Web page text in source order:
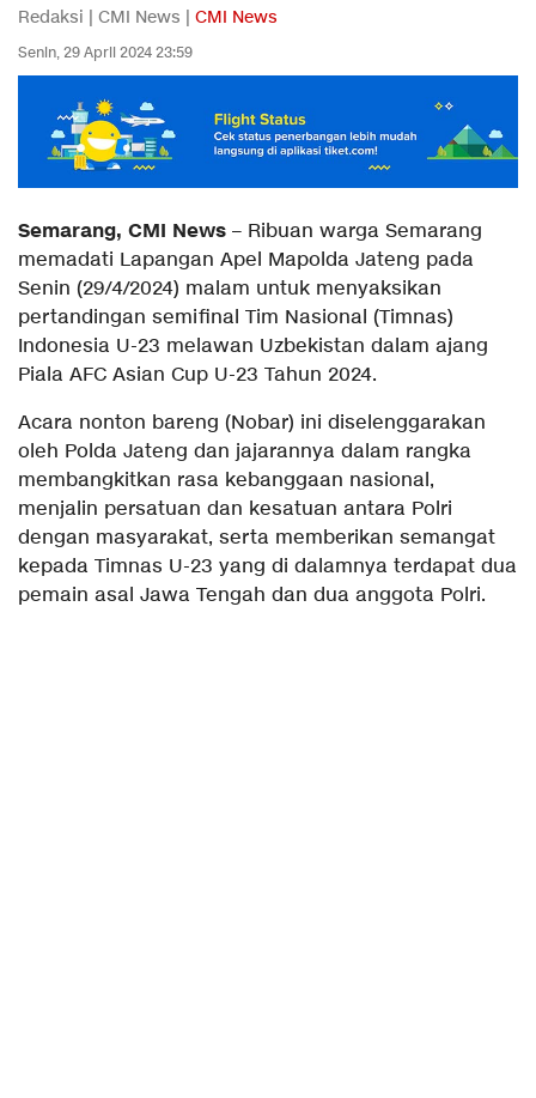
Redaksi | CMI News | CMI News
Senin, 29 April 2024 23:59
Semarang, CMI News – Ribuan warga Semarang
memadati Lapangan Apel Mapolda Jateng pada
Senin (29/4/2024) malam untuk menyaksikan
pertandingan semifinal Tim Nasional (Timnas)
Indonesia U-23 melawan Uzbekistan dalam ajang
Piala AFC Asian Cup U-23 Tahun 2024.
Acara nonton bareng (Nobar) ini diselenggarakan
oleh Polda Jateng dan jajarannya dalam rangka
membangkitkan rasa kebanggaan nasional,
menjalin persatuan dan kesatuan antara Polri
dengan masyarakat, serta memberikan semangat
kepada Timnas U-23 yang di dalamnya terdapat dua
pemain asal Jawa Tengah dan dua anggota Polri.